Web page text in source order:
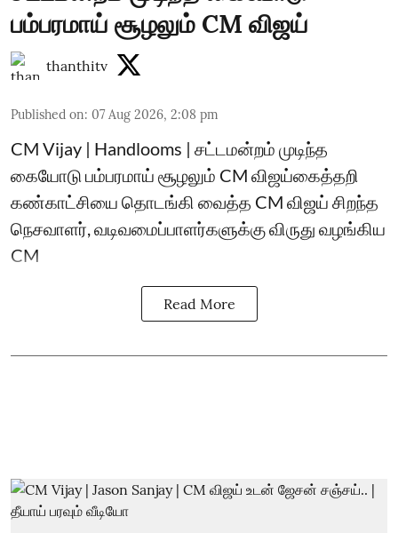
பம்பரமாய் சூழலும் CM விஜய்
thanthitv
Published on: 07 Aug 2026, 2:08 pm
CM Vijay | Handlooms | சட்டமன்றம் முடிந்த
கையோடு பம்பரமாய் சூழலும் CM விஜய்கைத்தறி
கண்காட்சியை தொடங்கி வைத்த CM விஜய் சிறந்த
நெசவாளர், வடிவமைப்பாளர்களுக்கு விருது வழங்கிய
CM
Read More